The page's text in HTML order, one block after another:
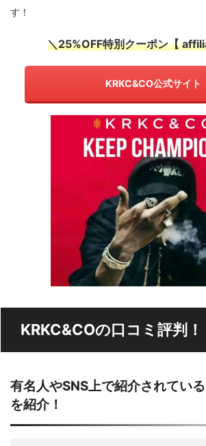
す！
＼25%OFF特別クーポン【
KRKC&CO公式サイト
KRKC&COの口コミ評判！
有名人やSNS上で紹介されてい
を紹介！